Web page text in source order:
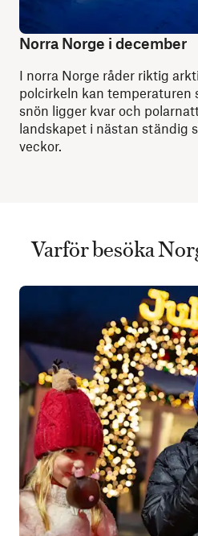
Norra Norge i december
I norra Norge råder riktig
polcirkeln kan temperaturen
snön ligger kvar och
landskapet i nästan ständig
veckor.
Varför besöka